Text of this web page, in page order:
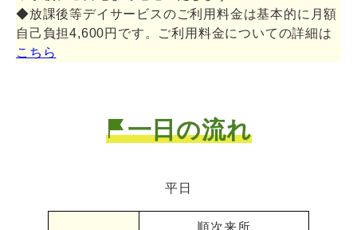
◆放課後等デイサービスのご利用料金は基本的に月額
自己負担4,600円です。ご利用料金についての詳細は
こちら
一日の流れ
平日